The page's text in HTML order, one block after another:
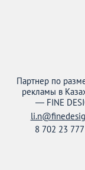
Партнер по
рекламы в
— FINE
8 702 23